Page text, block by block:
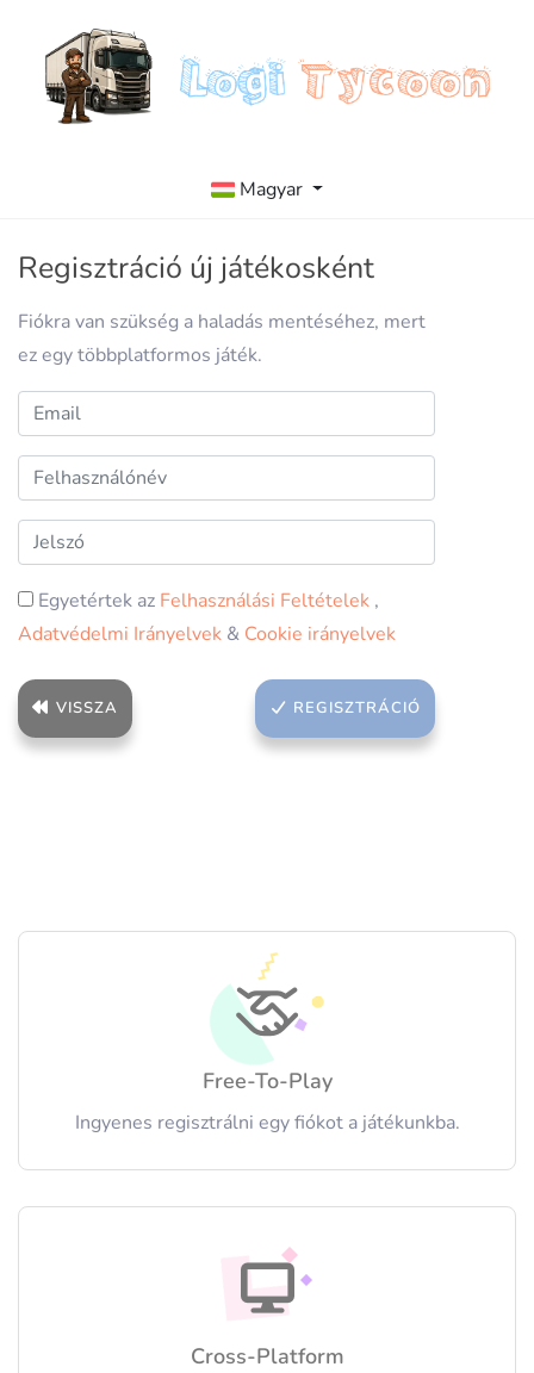
Magyar
Regisztráció új játékosként
Fiókra van szükség a haladás mentéséhez, mert
ez egy többplatformos játék.
Egyetértek az Felhasználási Feltételek ,
Adatvédelmi Irányelvek & Cookie irányelvek
VISSZA REGISZTRÁCIÓ
Free-To-Play
Ingyenes regisztrálni egy fiókot a játékunkba.
Cross-Platform